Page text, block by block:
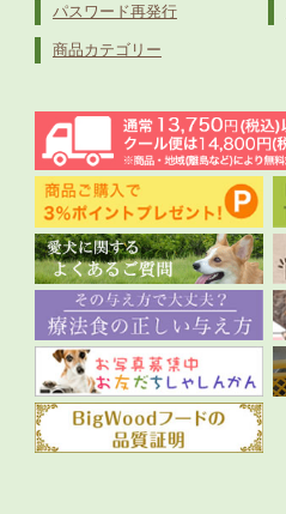
パスワード再発行
商品カテゴリー